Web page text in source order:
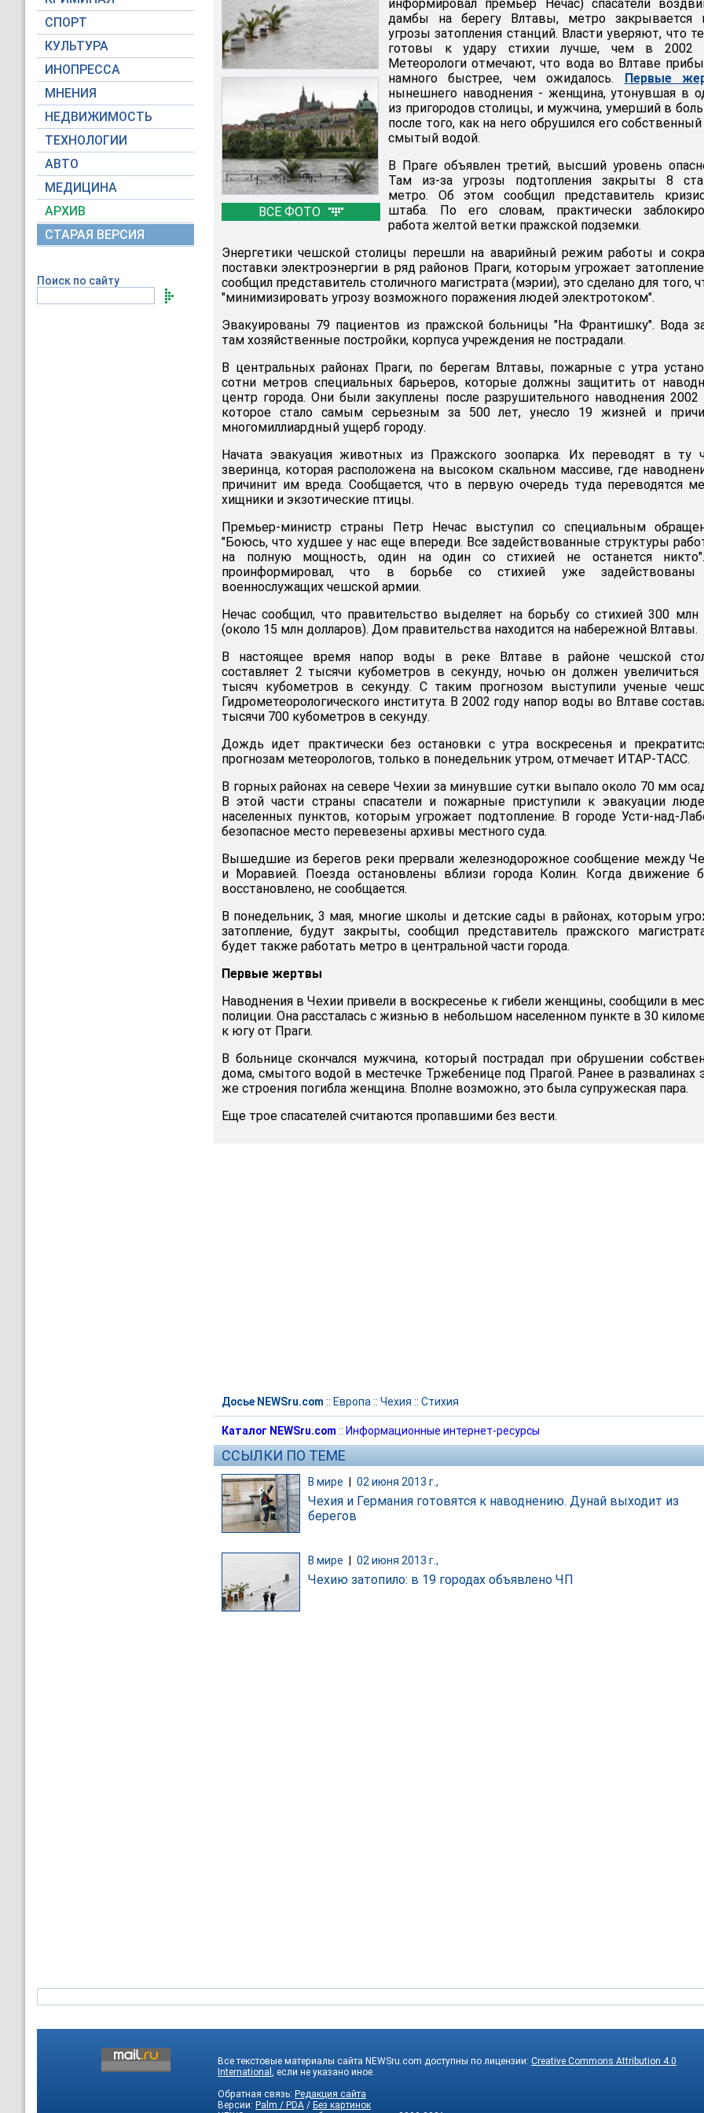
СПОРТ
КУЛЬТУРА
ИНОПРЕССА
МНЕНИЯ
НЕДВИЖИМОСТЬ
ТЕХНОЛОГИИ
АВТО
МЕДИЦИНА
АРХИВ
СТАРАЯ ВЕРСИЯ
Поиск по сайту
ВСЕ ФОТО
информировал премьер Нечас) спасатели
дамбы на берегу Влтавы, метро закрывается
угрозы затопления станций. Власти уверяют, что
готовы к удару стихии лучше, чем в 2002
Метеорологи отмечают, что вода во Влтаве
намного быстрее, чем ожидалось. Первые
нынешнего наводнения - женщина, утонувшая в
из пригородов столицы, и мужчина, умерший в
после того, как на него обрушился его
смытый водой.
В Праге объявлен третий, высший уровень
Там из-за угрозы подтопления закрыты 8
метро. Об этом сообщил представитель
штаба. По его словам, практически
работа желтой ветки пражской подземки.
Энергетики чешской столицы перешли на аварийный режим работы и
поставки электроэнергии в ряд районов Праги, которым угрожает
сообщил представитель столичного магистрата (мэрии), это сделано для того,
"минимизировать угрозу возможного поражения людей электротоком".
Эвакуированы 79 пациентов из пражской больницы "На Франтишку". Вода
там хозяйственные постройки, корпуса учреждения не пострадали.
В центральных районах Праги, по берегам Влтавы, пожарные с утра
сотни метров специальных барьеров, которые должны защитить от
центр города. Они были закуплены после разрушительного наводнения 2002
которое стало самым серьезным за 500 лет, унесло 19 жизней и
многомиллиардный ущерб городу.
Начата эвакуация животных из Пражского зоопарка. Их переводят в ту
зверинца, которая расположена на высоком скальном массиве, где
причинит им вреда. Сообщается, что в первую очередь туда переводятся
хищники и экзотические птицы.
Премьер-министр страны Петр Нечас выступил со специальным
"Боюсь, что худшее у нас еще впереди. Все задействованные структуры
на полную мощность, один на один со стихией не останется
проинформировал, что в борьбе со стихией уже
военнослужащих чешской армии.
Нечас сообщил, что правительство выделяет на борьбу со стихией 300 млн
(около 15 млн долларов). Дом правительства находится на набережной Влтавы.
В настоящее время напор воды в реке Влтаве в районе чешской
составляет 2 тысячи кубометров в секунду, ночью он должен увеличиться
тысяч кубометров в секунду. С таким прогнозом выступили ученые
Гидрометеорологического института. В 2002 году напор воды во Влтаве
тысячи 700 кубометров в секунду.
Дождь идет практически без остановки с утра воскресенья и
прогнозам метеорологов, только в понедельник утром, отмечает ИТАР-ТАСС.
В горных районах на севере Чехии за минувшие сутки выпало около 70 мм
В этой части страны спасатели и пожарные приступили к эвакуации
населенных пунктов, которым угрожает подтопление. В городе Усти-над-
безопасное место перевезены архивы местного суда.
Вышедшие из берегов реки прервали железнодорожное сообщение между
и Моравией. Поезда остановлены вблизи города Колин. Когда движение
восстановлено, не сообщается.
В понедельник, 3 мая, многие школы и детские сады в районах, которым
затопление, будут закрыты, сообщил представитель пражского
будет также работать метро в центральной части города.
Первые жертвы
Наводнения в Чехии привели в воскресенье к гибели женщины, сообщили в
полиции. Она рассталась с жизнью в небольшом населенном пункте в 30
к югу от Праги.
В больнице скончался мужчина, который пострадал при обрушении
дома, смытого водой в местечке Тржебенице под Прагой. Ранее в развалинах
же строения погибла женщина. Вполне возможно, это была супружеская пара.
Еще трое спасателей считаются пропавшими без вести.
Досье NEWSru.com :: Европа :: Чехия :: Стихия
Каталог NEWSru.com :: Информационные интернет-ресурсы
ССЫЛКИ ПО ТЕМЕ
В мире 02 июня 2013 г.,
Чехия и Германия готовятся к наводнению. Дунай выходит из
берегов
В мире 02 июня 2013 г.,
Чехию затопило: в 19 городах объявлено ЧП
Все текстовые материалы сайта NEWSru.com доступны по лицензии: Creative Commons Attribution 4.0
International , если не указано иное.
Обратная связь: Редакция сайта
Версии: Palm / PDA / Без картинок